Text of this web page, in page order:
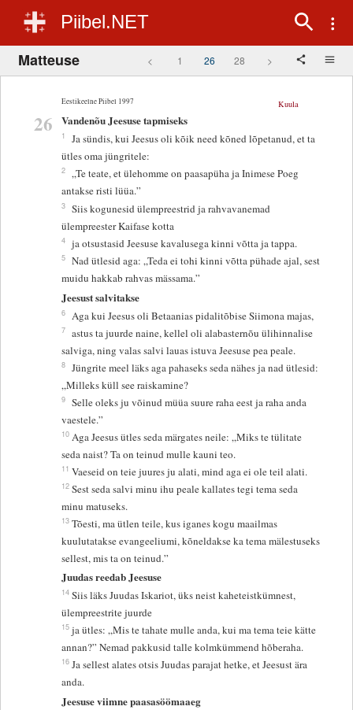
Piibel.NET
Matteuse < 1 26 28 >
Eestikeelne Piibel 1997
26
Kuula
Vandenõu Jeesuse tapmiseks
1
Ja sündis, kui Jeesus oli kõik need kõned lõpetanud, et ta
ütles oma jüngritele:
2 „Te teate, et ülehomme on paasapüha ja Inimese Poeg
antakse risti lüüa.”
3 Siis kogunesid ülempreestrid ja rahvavanemad
ülempreester Kaifase kotta
4 ja otsustasid Jeesuse kavalusega kinni võtta ja tappa.
5 Nad ütlesid aga: „Teda ei tohi kinni võtta pühade ajal, sest
muidu hakkab rahvas mässama.”
Jeesust salvitakse
6 Aga kui Jeesus oli Betaanias pidalitõbise Siimona majas,
7 astus ta juurde naine, kellel oli alabasternõu ülihinnalise
salviga, ning valas salvi lauas istuva Jeesuse pea peale.
8 Jüngrite meel läks aga pahaseks seda nähes ja nad ütlesid:
„Milleks küll see raiskamine?
9 Selle oleks ju võinud müüa suure raha eest ja raha anda
vaestele.”
10 Aga Jeesus ütles seda märgates neile: „Miks te tülitate
seda naist? Ta on teinud mulle kauni teo.
11 Vaeseid on teie juures ju alati, mind aga ei ole teil alati.
12 Sest seda salvi minu ihu peale kallates tegi tema seda
minu matuseks.
13 Tõesti, ma ütlen teile, kus iganes kogu maailmas
kuulutatakse evangeeliumi, kõneldakse ka tema mälestuseks
sellest, mis ta on teinud.”
Juudas reedab Jeesuse
14 Siis läks Juudas Iskariot, üks neist kaheteistkümnest,
ülempreestrite juurde
15 ja ütles: „Mis te tahate mulle anda, kui ma tema teie kätte
annan?” Nemad pakkusid talle kolmkümmend hõberaha.
16 Ja sellest alates otsis Juudas parajat hetke, et Jeesust ära
anda.
Jeesuse viimne paasasöömaaeg